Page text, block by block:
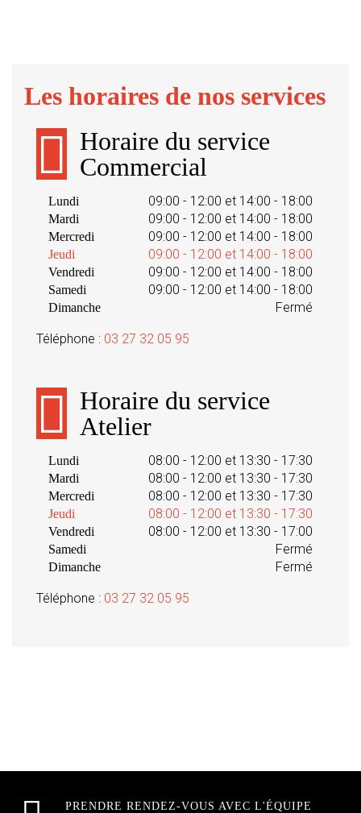
Les horaires de nos services
Horaire du service
Commercial
Lundi 09:00 - 12:00 et 14:00 - 18:00
Mardi 09:00 - 12:00 et 14:00 - 18:00
Mercredi 09:00 - 12:00 et 14:00 - 18:00
Jeudi 09:00 - 12:00 et 14:00 - 18:00
Vendredi 09:00 - 12:00 et 14:00 - 18:00
Samedi 09:00 - 12:00 et 14:00 - 18:00
Dimanche Fermé
Téléphone : 03 27 32 05 95
Horaire du service
Atelier
Lundi 08:00 - 12:00 et 13:30 - 17:30
Mardi 08:00 - 12:00 et 13:30 - 17:30
Mercredi 08:00 - 12:00 et 13:30 - 17:30
Jeudi 08:00 - 12:00 et 13:30 - 17:30
Vendredi 08:00 - 12:00 et 13:30 - 17:00
Samedi Fermé
Dimanche Fermé
Téléphone : 03 27 32 05 95
PRENDRE RENDEZ-VOUS AVEC L'ÉQUIPE